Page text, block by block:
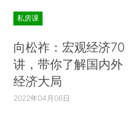
私房课
向松祚：宏观经济70
讲，带你了解国内外
经济大局
2022年04月06日